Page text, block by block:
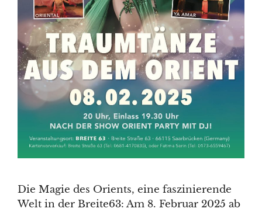
Die Magie des Orients, eine faszinierende
Welt in der Breite63: Am 8. Februar 2025 ab